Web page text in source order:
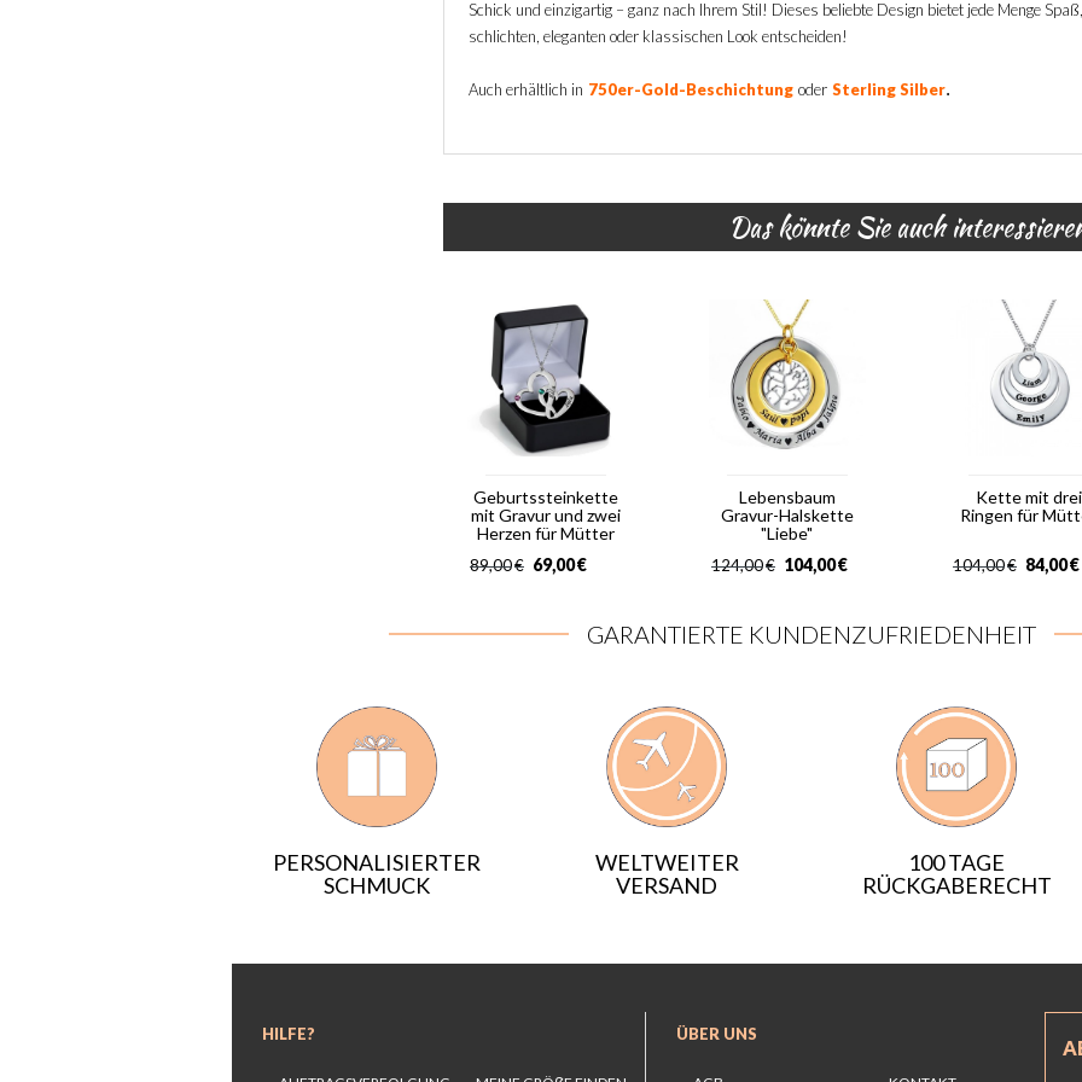
Schick und einzigartig – ganz nach Ihrem Stil! Dieses beliebte Design bietet jede Menge
schlichten, eleganten oder klassischen Look entscheiden!
Auch erhältlich in 750er-Gold-Beschichtung oder Sterling Silber.
Das könnte Sie auch
Geburtssteinkette
mit Gravur und zwei
Herzen für Mütter
€
89,00 €
69,00
Lebensbaum
Gravur-Halskette
"Liebe"
€
124,00 €
104,00
Kette mit drei
Ringen für
€
104,00 €
84,00
GARANTIERTE KUNDENZUFRIEDENHEIT
100 TAGE
RÜCKGABERECHT
PERSONALISIERTER
SCHMUCK
WELTWEITER
VERSAND
HILFE? ÜBER UNS